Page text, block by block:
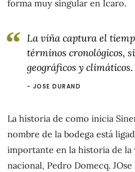
forma muy singular en Icaro.
La viña captura el
términos cronológicos,
geográficos y climáticos.
JOSE DURAND
La historia de como inicia
nombre de la bodega está
importante en la historia de
nacional, Pedro Domecq.